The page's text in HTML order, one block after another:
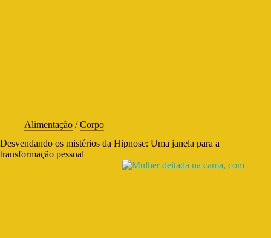
Alimentação /Corpo
Desvendando os mistérios da Hipnose: Uma janela para a
transformação pessoal